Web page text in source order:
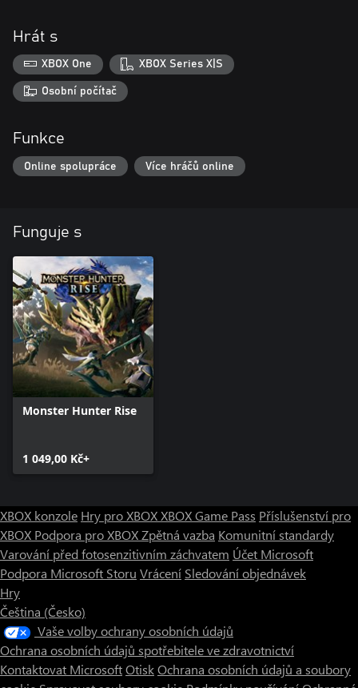
Hrát s
XBOX One XBOX Series X|S
Osobní počítač
Funkce
Online spolupráce Více hráčů online
Funguje s
Monster Hunter Rise
1 049,00 Kč+
XBOX konzole Hry pro XBOXXBOX Game Pass Příslušenství pro
XBOX Podpora pro XBOXZpětná vazba Komunitní standardy
Varování před fotosenzitivním záchvatem Účet Microsoft
Podpora Microsoft Storu Vrácení Sledování objednávek
Hry
Čeština (Česko)
Vaše volby ochrany osobních údajů
Ochrana osobních údajů spotřebitele ve zdravotnictví
Kontaktovat MicrosoftOtiskOchrana osobních údajů a soubory